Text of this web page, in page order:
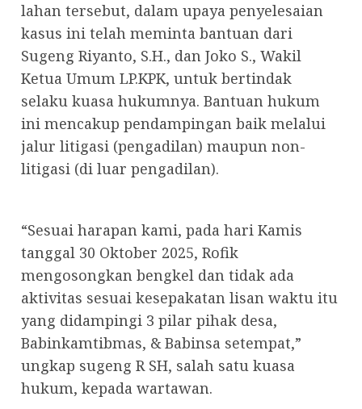
lahan tersebut, dalam upaya penyelesaian
kasus ini telah meminta bantuan dari
Sugeng Riyanto, S.H., dan Joko S., Wakil
Ketua Umum LP.KPK, untuk bertindak
selaku kuasa hukumnya. Bantuan hukum
ini mencakup pendampingan baik melalui
jalur litigasi (pengadilan) maupun non-
litigasi (di luar pengadilan).
“Sesuai harapan kami, pada hari Kamis
tanggal 30 Oktober 2025, Rofik
mengosongkan bengkel dan tidak ada
aktivitas sesuai kesepakatan lisan waktu itu
yang didampingi 3 pilar pihak desa,
Babinkamtibmas, & Babinsa setempat,”
ungkap sugeng R SH, salah satu kuasa
hukum, kepada wartawan.